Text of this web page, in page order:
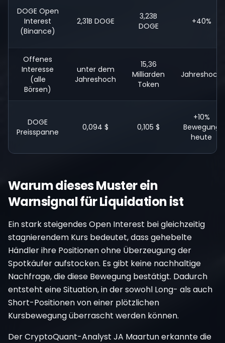
DOGE Open
Interest
(Binance)
2,31B DOGE
3,23B
DOGE
+40%
Offenes
Interesse
(alle
Börsen)
unter dem
Jahreshoch
15,36
Milliarden
Token
Jahreshoch
DOGE
Preisspanne
0,094 $ 0,105 $
+10%
Bewegung
heute
Warum dieses Muster ein
Warnsignal für Liquidation ist
Ein stark steigendes Open Interest bei gleichzeitig
stagnierendem Kurs bedeutet, dass gehebelte
Händler ihre Positionen ohne Überzeugung der
Spotkäufer aufstocken. Es gibt keine nachhaltige
Nachfrage, die diese Bewegung bestätigt. Dadurch
entsteht eine Situation, in der sowohl Long- als auch
Short-Positionen von einer plötzlichen
Kursbewegung überrascht werden können.
Der CryptoQuant-Analyst JA Maartun erkannte die